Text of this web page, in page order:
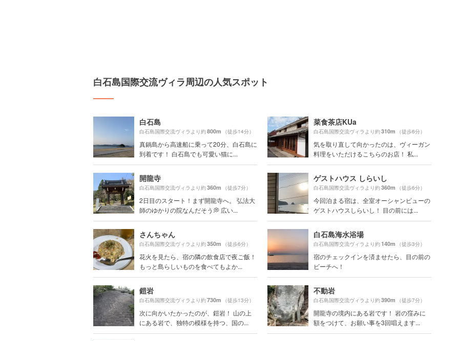
白石島国際交流ヴィラ周辺の人気スポット
白石島
白石島国際交流ヴィラより約800m （徒歩14分）
真鍋島から高速船に乗って20分、白石島に
到着です！ 白石島でも可愛い猫に...
菜食茶店KUa
白石島国際交流ヴィラより約310m （徒歩6分）
気を取り直して向かったのは、ヴィーガン
料理をいただけるこちらのお店！ 私...
開龍寺
白石島国際交流ヴィラより約360m （徒歩7分）
2日目のスタート！まず開龍寺へ。 弘法大
師のゆかりの院なんだそう💭 広い...
ゲストハウス しらいし
白石島国際交流ヴィラより約360m （徒歩6分）
今回泊まる宿は、全室オーシャンビューの
ゲストハウスしらいし！ 目の前には...
さんちゃん
白石島国際交流ヴィラより約350m （徒歩6分）
花火を見たら、宿の隣の飲食店で夜ご飯！
もっと島らしいものを食べてもよか...
白石島海水浴場
白石島国際交流ヴィラより約140m （徒歩3分）
宿のチェックインを済ませたら、目の前の
ビーチへ！
鎧岩
白石島国際交流ヴィラより約730m （徒歩13分）
次に向かいたかったのが、鎧岩！ 山の上
にある岩で、独特の模様を持つ、国の...
不動岩
白石島国際交流ヴィラより約390m （徒歩7分）
開龍寺の境内にある岩です！ 岩の窪みに
額をつけて、お願い事を3回唱えます...